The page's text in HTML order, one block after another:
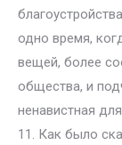
одно время,
вещей, более
общества, и
ненавистная
11. Как было